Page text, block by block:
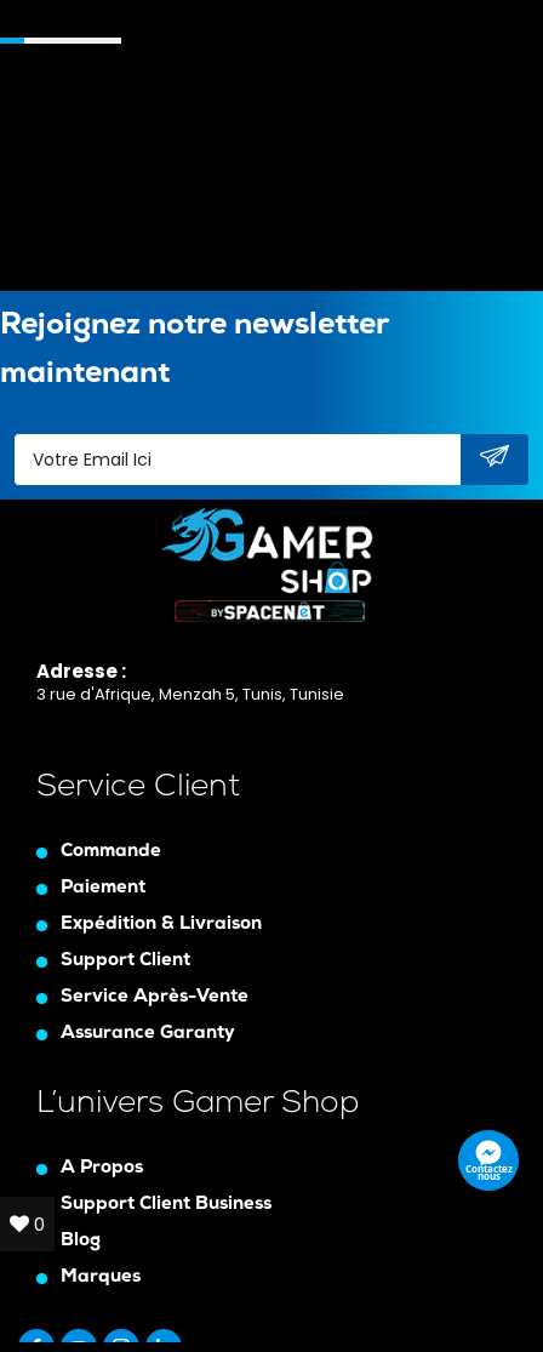
Rejoignez notre newsletter
maintenant
Adresse :
3 rue d'Afrique, Menzah 5, Tunis, Tunisie
Service Client
Commande
Paiement
Expédition & Livraison
Support Client
Service Après-Vente
Assurance Garanty
L’univers Gamer Shop
A Propos
Support Client Business
Blog
Marques
Contactez
nous
0
0